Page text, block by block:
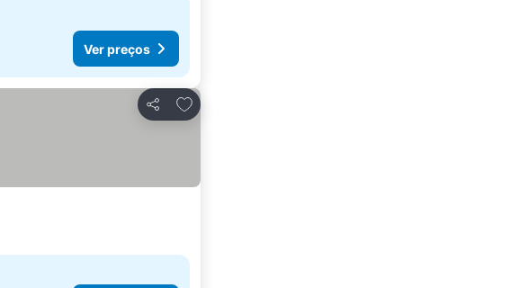
Ver preços
Partilhar
Adicionar aos favoritos